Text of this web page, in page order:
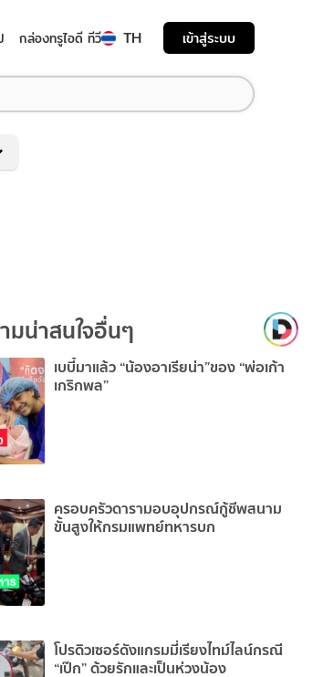
กล่องทรูไอดี ทีวี TH เข้าสู่ระบบ
มน่าสนใจอื่นๆ
เบบี๋มาแล้ว “น้องอาเรียน่า”ของ “พ่อเก้า
เกริกพล”
ครอบครัวดารามอบอุปกรณ์กู้ชีพสนาม
ขั้นสูงให้กรมแพทย์ทหารบก
โปรดิวเซอร์ดังแกรมมี่เรียงไทม์ไลน์กรณี
“เป๊ก” ด้วยรักและเป็นห่วงน้อง